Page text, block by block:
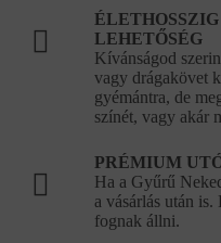
LEHETŐSÉG
Kívánságod
vagy drágakövet
gyémántra, de
színét, vagy akár
PRÉMIUM
Ha a Gyűrű
a vásárlás után
fognak állni.